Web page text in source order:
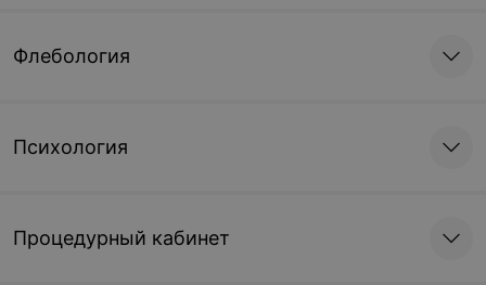
Флебология
Психология
Процедурный кабинет